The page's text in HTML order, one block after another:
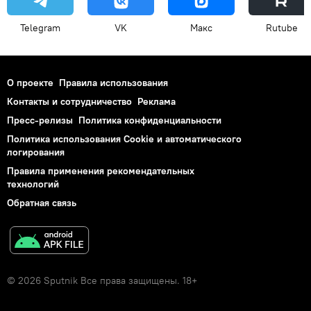
Telegram VK Макс Rutube
О проекте Правила использования
Контакты и сотрудничество Реклама
Пресс-релизы Политика конфиденциальности
Политика использования Cookie и автоматического
логирования
Правила применения рекомендательных
технологий
Обратная связь
© 2026 Sputnik Все права защищены. 18+